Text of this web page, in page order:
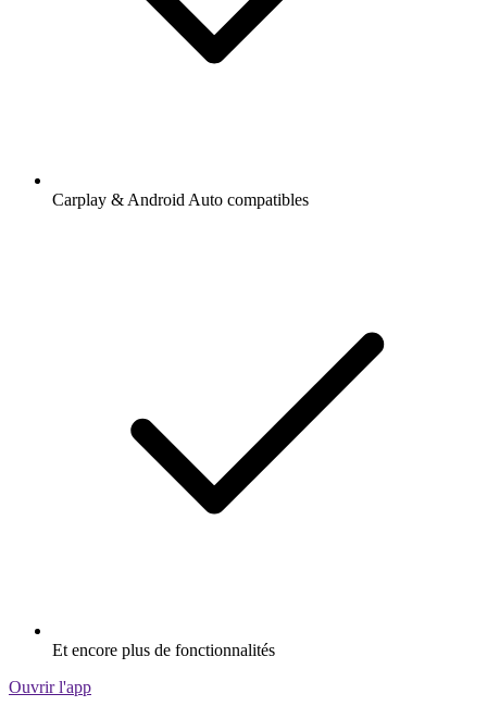
Carplay & Android Auto compatibles
Et encore plus de fonctionnalités
Ouvrir l'app